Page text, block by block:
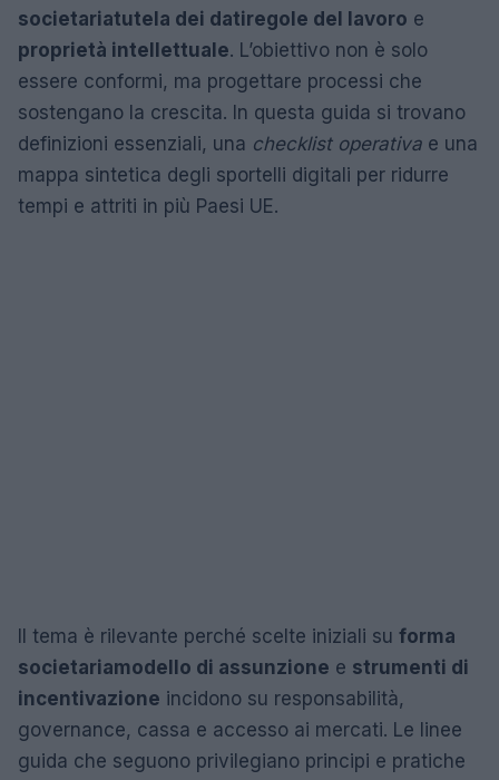
societariatutela dei datiregole del lavoro e
proprietà intellettuale. L’obiettivo non è solo
essere conformi, ma progettare processi che
sostengano la crescita. In questa guida si trovano
definizioni essenziali, una checklist operativa e una
mappa sintetica degli sportelli digitali per ridurre
tempi e attriti in più Paesi UE.
Il tema è rilevante perché scelte iniziali su forma
societariamodello di assunzione e strumenti di
incentivazione incidono su responsabilità,
governance, cassa e accesso ai mercati. Le linee
guida che seguono privilegiano principi e pratiche